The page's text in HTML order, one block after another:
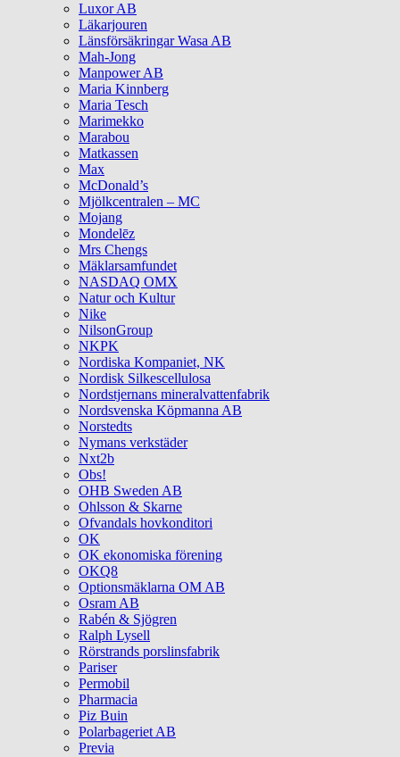
Luxor AB
Läkarjouren
Länsförsäkringar Wasa AB
Mah-Jong
Manpower AB
Maria Kinnberg
Maria Tesch
Marimekko
Marabou
Matkassen
Max
McDonald’s
Mjölkcentralen – MC
Mojang
Mondelēz
Mrs Chengs
Mäklarsamfundet
NASDAQ OMX
Natur och Kultur
Nike
NilsonGroup
NKPK
Nordiska Kompaniet, NK
Nordisk Silkescellulosa
Nordstjernans mineralvattenfabrik
Nordsvenska Köpmanna AB
Norstedts
Nymans verkstäder
Nxt2b
Obs!
OHB Sweden AB
Ohlsson & Skarne
Ofvandals hovkonditori
OK
OK ekonomiska förening
OKQ8
Optionsmäklarna OM AB
Osram AB
Rabén & Sjögren
Ralph Lysell
Rörstrands porslinsfabrik
Pariser
Permobil
Pharmacia
Piz Buin
Polarbageriet AB
Previa